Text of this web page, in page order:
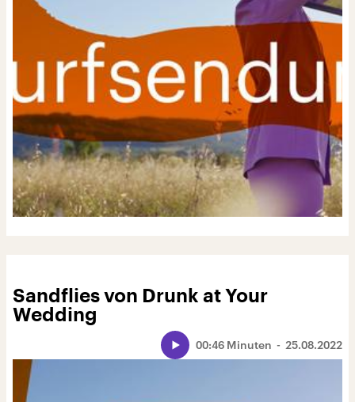
Sandflies von Drunk at Your
Wedding
25.08.2022
00:46 Minuten